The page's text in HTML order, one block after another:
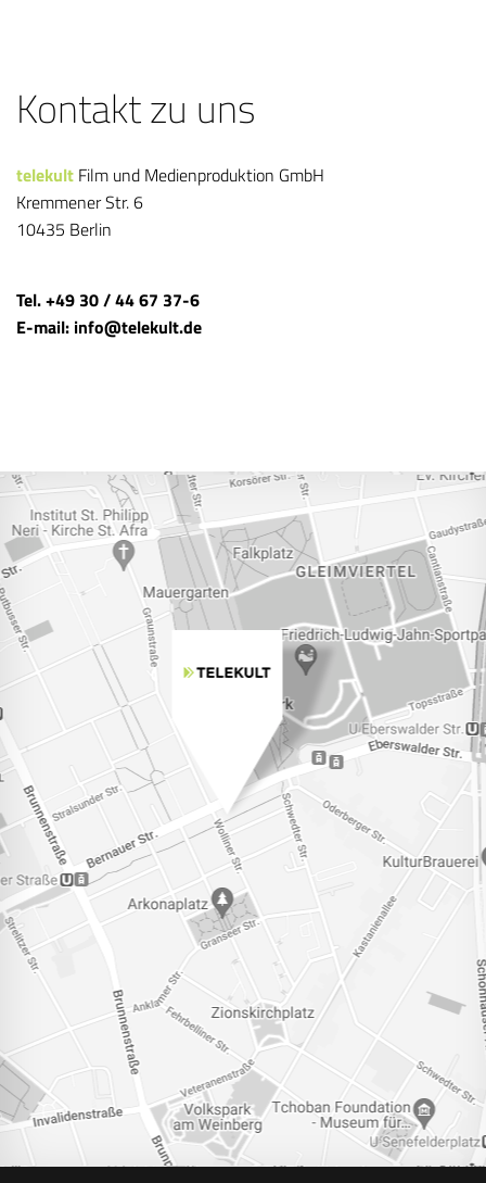
Kontakt zu uns
telekult Film und Medienproduktion GmbH
Kremmener Str. 6
10435 Berlin
Tel. +49 30 / 44 67 37-6
E-mail: info@telekult.de